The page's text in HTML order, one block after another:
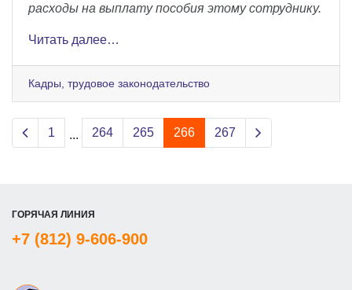
расходы на выплату пособия этому сотруднику.
Читать далее…
Кадры, трудовое законодательство
Previous page
1 ... 264 265 266 267
ГОРЯЧАЯ ЛИНИЯ
+7 (812) 9-606-900